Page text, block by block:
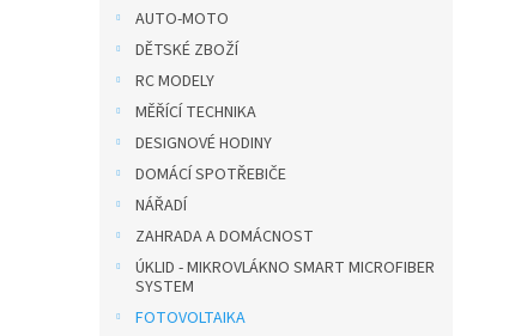
AUTO-MOTO
DĚTSKÉ ZBOŽÍ
RC MODELY
MĚŘÍCÍ TECHNIKA
DESIGNOVÉ HODINY
DOMÁCÍ SPOTŘEBIČE
NÁŘADÍ
ZAHRADA A DOMÁCNOST
ÚKLID - MIKROVLÁKNO SMART MICROFIBER
SYSTEM
FOTOVOLTAIKA